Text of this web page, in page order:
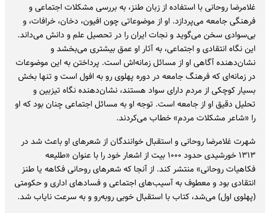
غلامرضا روحانی با استفاده از زبان طنز، به بررسی مشکلات اجتماعی و
فرهنگی جامعه می‌پردازد. او از موضوعاتی چون افیون، دخان، خرافات، و
بی‌سوادی سخن می‌گوید و نجات ایران را در تحصیل علم و دانش می‌داند.
این نگاه انتقادی و اجتماعی، به آثار او عمق بیشتری می‌بخشد و
نشان‌دهنده آگاهی او از مسائل زمانه‌اش است. پرداختن به این موضوعات
در زمانه‌ای که فرهنگ جامعه در دوره پهلوی رو به افول است و تنها بخش
بسیار کوچکی از مردم دارای سواد هستند، نشان‌دهنده نگاه تیزبین و
تحلیل دقیق او از جامعه است. توجه او به مسائل اجتماعی چنان بود که او
را «شاعر مشکلات مردم» خطاب می‌کردند.
شهرت غلامرضا روحانی و استقبال خوانندگان از شعرهای او باعث شد در
١٣١٣ خورشیدی حدود ۱۰۰۰ بیت از اشعار خود را با عنوان «طلیعه
فکاهیات روحانی» منتشر کند. از آنجا که شعرهای روحانی فکاهه یا طنز
انتقادی بود و معطوف به آسیب‌های اجتماعی و فسادهای اداری و حکومتی
(پهلوی اول) می‌شد، کتاب با استقبال خوبی روبه‌رو و به سرعت نایاب شد.